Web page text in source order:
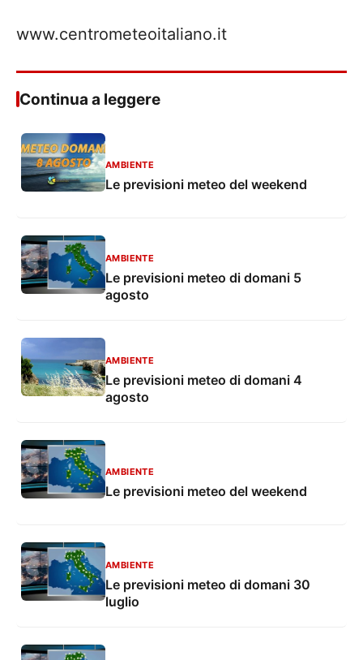
www.centrometeoitaliano.it
Continua a leggere
AMBIENTE
Le previsioni meteo del weekend
AMBIENTE
Le previsioni meteo di domani 5
agosto
AMBIENTE
Le previsioni meteo di domani 4
agosto
AMBIENTE
Le previsioni meteo del weekend
AMBIENTE
Le previsioni meteo di domani 30
luglio